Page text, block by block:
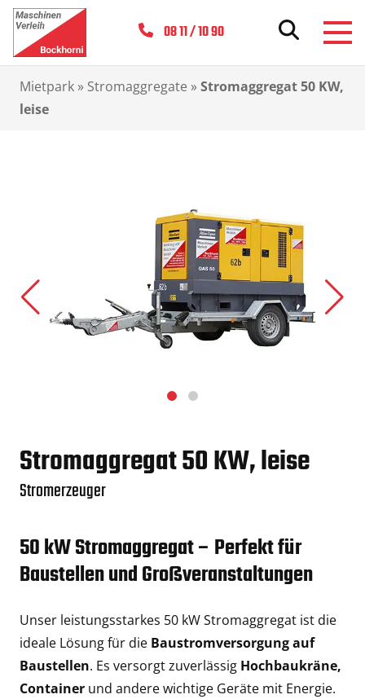
08 11 / 10 90
Mietpark » Stromaggregate »Stromaggregat 50 KW,
leise
Stromaggregat 50 KW, leise
Stromerzeuger
50 kW Stromaggregat – Perfekt für
Baustellen und Großveranstaltungen
Unser leistungsstarkes 50 kW Stromaggregat ist die
ideale Lösung für die Baustromversorgung auf
Baustellen. Es versorgt zuverlässig Hochbaukräne,
Container und andere wichtige Geräte mit Energie.